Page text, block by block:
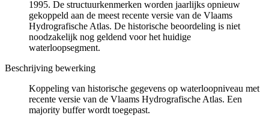
1995. De structuurkenmerken worden jaarlijks opnieuw
gekoppeld aan de meest recente versie van de Vlaams
Hydrografische Atlas. De historische beoordeling is niet
noodzakelijk nog geldend voor het huidige
waterloopsegment.
Beschrijving bewerking
Koppeling van historische gegevens op waterloopniveau met
recente versie van de Vlaams Hydrografische Atlas. Een
majority buffer wordt toegepast.